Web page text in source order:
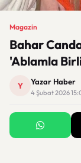
Magazin
Bahar
'Ablamla
Y Yazar Haber
4 Şubat 2026